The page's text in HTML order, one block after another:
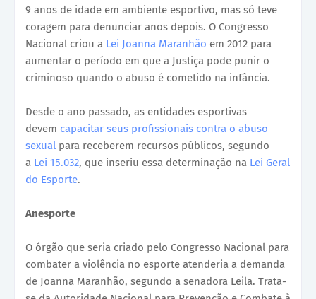
9 anos de idade em ambiente esportivo, mas só teve
coragem para denunciar anos depois. O Congresso
Nacional criou a Lei Joanna Maranhão em 2012 para
aumentar o período em que a Justiça pode punir o
criminoso quando o abuso é cometido na infância.
Desde o ano passado, as entidades esportivas
devem capacitar seus profissionais contra o abuso
sexual para receberem recursos públicos, segundo
a Lei 15.032, que inseriu essa determinação na Lei Geral
do Esporte.
Anesporte
O órgão que seria criado pelo Congresso Nacional para
combater a violência no esporte atenderia a demanda
de Joanna Maranhão, segundo a senadora Leila. Trata-